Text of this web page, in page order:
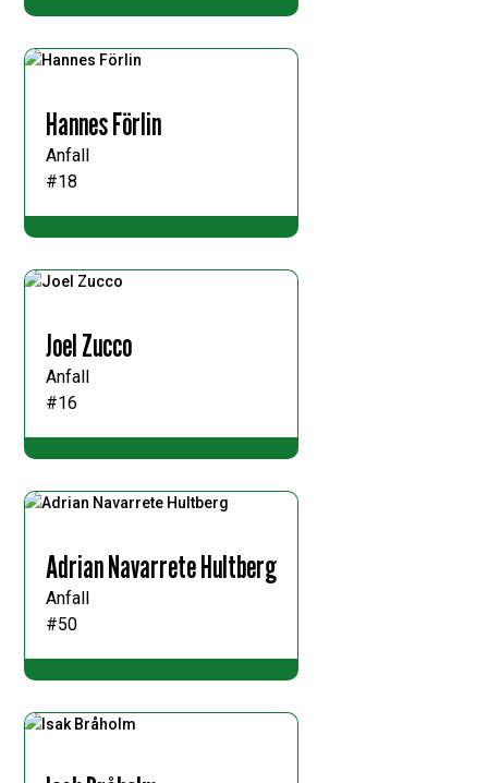
Hannes Förlin
Anfall
#18
Joel Zucco
Anfall
#16
Adrian Navarrete Hultberg
Anfall
#50